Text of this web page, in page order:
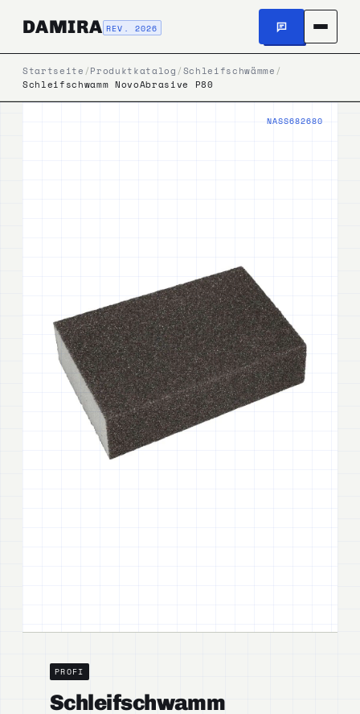
DAMIRA REV. 2026
Startseite /Produktkatalog /Schleifschwämme /
Schleifschwamm NovoAbrasive P80
NASS682680
PROFI
Schleifschwamm